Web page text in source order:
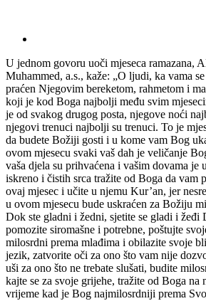
U jednom govoru uoči mjeseca ramazana,
Muhammed, a.s., kaže: „O ljudi, ka vama
praćen Njegovim bereketom, rahmetom i
koji je kod Boga najbolji među svim
je od svakog drugog posta, njegove noći
njegovi trenuci najbolji su trenuci. To je
da budete Božiji gosti i u kome vam Bog
ovom mjesecu svaki vaš dah je veličanje
vaša djela su prihvaćena i vašim dovama je
iskreno i čistih srca tražite od Boga da vam
ovaj mjesec i učite u njemu Kur’an, jer
u ovom mjesecu bude uskraćen za Božiju
Dok ste gladni i žedni, sjetite se gladi i žeđi
pomozite siromašne i potrebne, poštujte
milosrdni prema mlađima i obilazite svoje
jezik, zatvorite oči za ono što vam nije
uši za ono što ne trebate slušati, budite
kajte se za svoje grijehe, tražite od Boga na
vrijeme kad je Bog najmilosrdniji prema